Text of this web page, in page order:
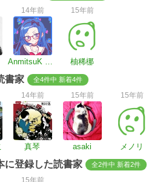
14年前
AnmitsuK （うろ覚えムーミン）
15年前
柚稀梛
書家 全4件中 新着4件
14年前
真琴
15年前
asaki
15年前
メノリ
に登録した読書家 全2件中 新着2件
15年前